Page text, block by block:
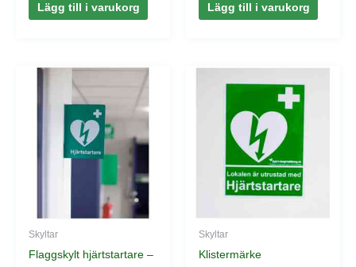
Lägg till i varukorg Lägg till i varukorg
Skyltar
Flaggskylt hjärtstartare –
Skyltar
Klistermärke